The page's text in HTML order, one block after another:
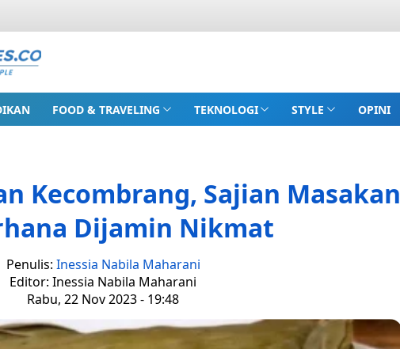
FOOD & TRAVELING TEKNOLOGI STYLE OPINI
Kecombrang, Sajian Masakan
Dijamin Nikmat
Penulis: Inessia Nabila Maharani
Editor: Inessia Nabila Maharani
Rabu, 22 Nov 2023 - 19:48